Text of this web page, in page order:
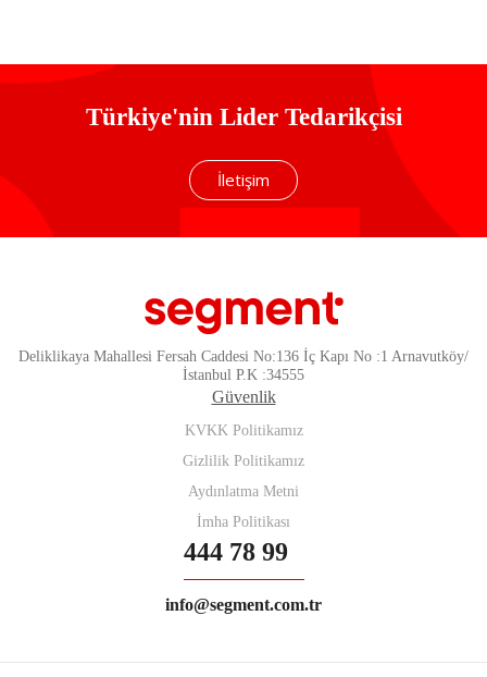
Türkiye'nin Lider Tedarikçisi
İletişim
Deliklikaya Mahallesi Fersah Caddesi No:136 İç Kapı No :1 Arnavutköy/
İstanbul P.K :34555
Güvenlik
KVKK Politikamız
Gizlilik Politikamız
Aydınlatma Metni
İmha Politikası
444 78 99
info@segment.com.tr